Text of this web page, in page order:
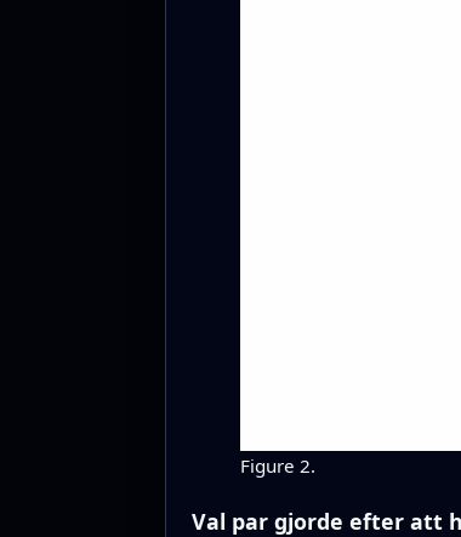
Figure 2.
Val par gjorde efter att